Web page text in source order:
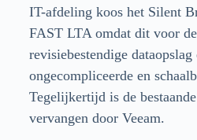
IT-afdeling koos het Silent
FAST LTA omdat dit voor
revisiebestendige
ongecompliceerde en
Tegelijkertijd is de
vervangen door Veeam.